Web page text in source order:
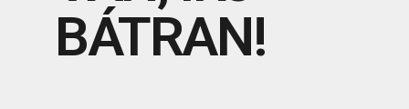
BÁTRAN!